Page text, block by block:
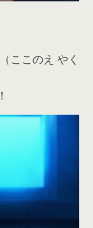
ここのえ やく